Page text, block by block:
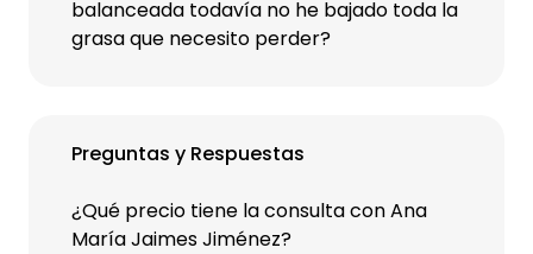
balanceada todavía no he bajado toda la
grasa que necesito perder?
Preguntas y Respuestas
¿Qué precio tiene la consulta con Ana
María Jaimes Jiménez?